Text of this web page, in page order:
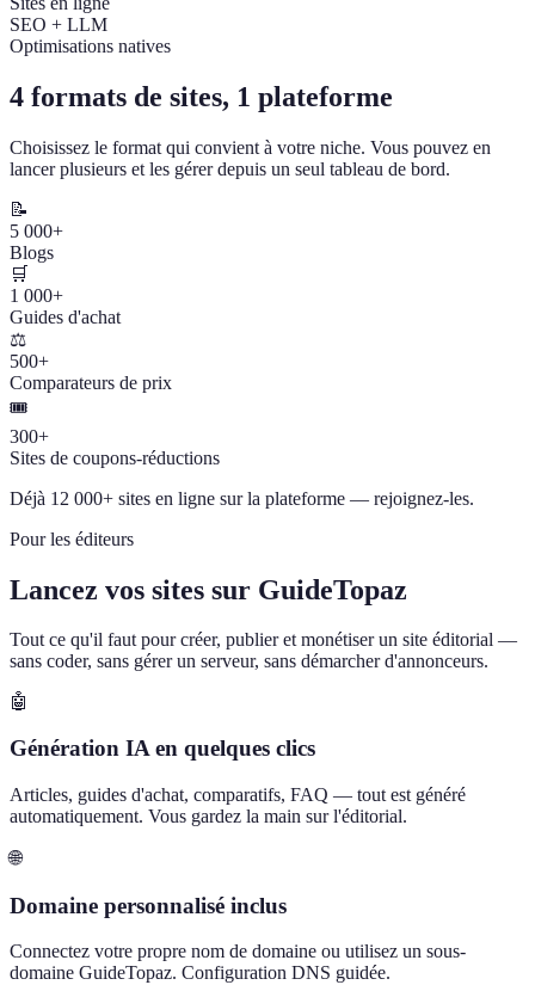
SEO + LLM
Optimisations natives
4 formats de sites, 1 plateforme
Choisissez le format qui convient à votre niche. Vous pouvez en
lancer plusieurs et les gérer depuis un seul tableau de bord.
📝
5 000+
Blogs
🛒
1 000+
Guides d'achat
⚖️
500+
Comparateurs de prix
🎟️
300+
Sites de coupons-réductions
Déjà 12 000+ sites en ligne sur la plateforme — rejoignez-les.
Pour les éditeurs
Lancez vos sites sur GuideTopaz
Tout ce qu'il faut pour créer, publier et monétiser un site éditorial —
sans coder, sans gérer un serveur, sans démarcher d'annonceurs.
🤖
Génération IA en quelques clics
Articles, guides d'achat, comparatifs, FAQ — tout est généré
automatiquement. Vous gardez la main sur l'éditorial.
🌐
Domaine personnalisé inclus
Connectez votre propre nom de domaine ou utilisez un sous-
domaine GuideTopaz. Configuration DNS guidée.